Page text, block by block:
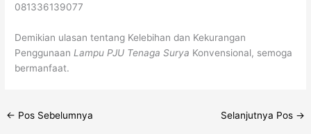
081336139077
Demikian ulasan tentang Kelebihan dan Kekurangan
Penggunaan Lampu PJU Tenaga Surya Konvensional, semoga
bermanfaat.
← Pos Sebelumnya Selanjutnya Pos →